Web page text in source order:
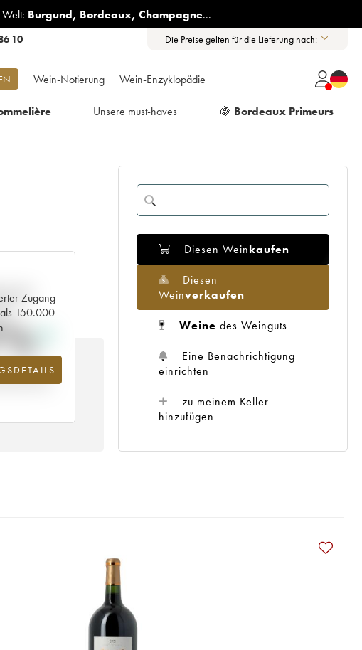
Burgund, Bordeaux, Champagne...
10 Die Preise gelten für die Lieferung nach:
Wein-Notierung Wein-Enzyklopädie
Unsere must-haves 🍇 Bordeaux Primeurs
Zugang
150.000
der
2007 im
Jahr 2025
Diesen Weinkaufen
Diesen
Weinverkaufen
Weine des Weinguts
Eine Benachrichtigung
einrichten
zu meinem Keller
hinzufügen